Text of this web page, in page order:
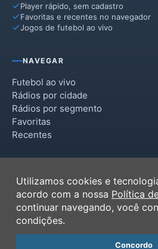
Player rápido, sem cadastro
Favoritas e recentes no navegador
Jogos de futebol ao vivo
NAVEGAR
Futebol ao vivo
Rádios por cidade
Rádios por segmento
Favoritas
Recentes
Termos de Uso
Política de Privacidade
Ferramentas
Contato
Utilizamos cookies e
acordo com a nossa Política
continuar navegando, você
condições.
Concordo